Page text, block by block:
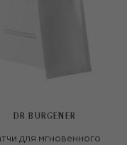
DR BURGENER
для мгновенного